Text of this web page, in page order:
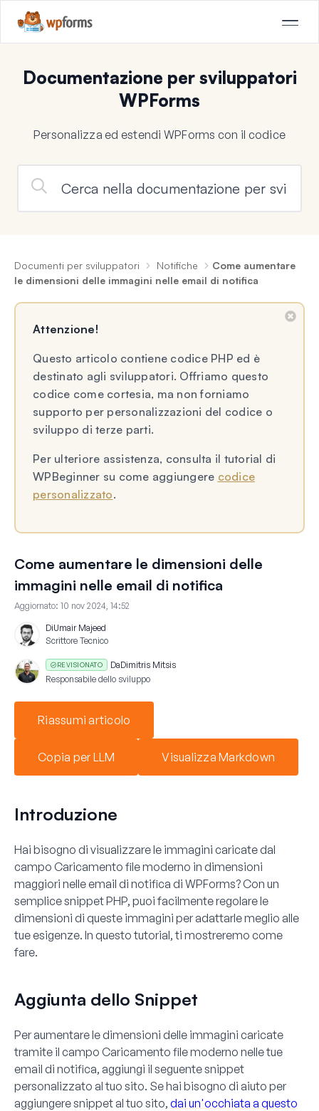
Documentazione per sviluppatori
WPForms
Personalizza ed estendi WPForms con il codice
Documenti per sviluppatori Notifiche
Come aumentare
le dimensioni delle immagini nelle email di notifica
Attenzione!
Questo articolo contiene codice PHP ed è
destinato agli sviluppatori. Offriamo questo
codice come cortesia, ma non forniamo
supporto per personalizzazioni del codice o
sviluppo di terze parti.
Per ulteriore assistenza, consulta il tutorial di
WPBeginner su come aggiungere codice
personalizzato.
Come aumentare le dimensioni delle
immagini nelle email di notifica
Aggiornato: 10 nov 2024, 14:52
DiUmair Majeed
Scrittore Tecnico
REVISIONATO DaDimitris Mitsis
Responsabile dello sviluppo
Riassumi articolo
Copia per LLM Visualizza Markdown
Introduzione
Hai bisogno di visualizzare le immagini caricate dal
campo Caricamento file moderno in dimensioni
maggiori nelle email di notifica di WPForms? Con un
semplice snippet PHP, puoi facilmente regolare le
dimensioni di queste immagini per adattarle meglio alle
tue esigenze. In questo tutorial, ti mostreremo come
fare.
Aggiunta dello Snippet
Per aumentare le dimensioni delle immagini caricate
tramite il campo Caricamento file moderno nelle tue
email di notifica, aggiungi il seguente snippet
personalizzato al tuo sito. Se hai bisogno di aiuto per
aggiungere snippet al tuo sito, dai un'occhiata a questo